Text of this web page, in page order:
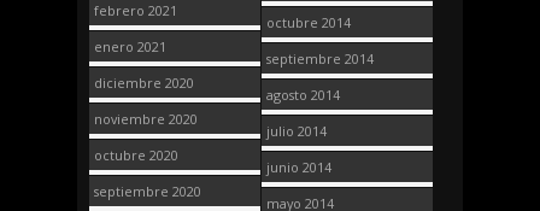
febrero 2021
enero 2021
diciembre 2020
noviembre 2020
octubre 2020
septiembre 2020
octubre 2014
septiembre 2014
agosto 2014
julio 2014
junio 2014
mayo 2014